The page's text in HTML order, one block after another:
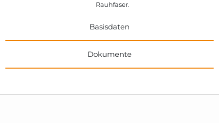
Rauhfaser.
Basisdaten
Dokumente